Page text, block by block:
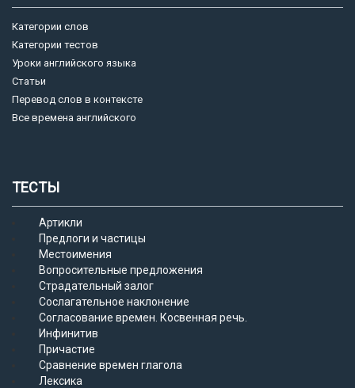
Категории слов
Категории тестов
Уроки английского языка
Статьи
Перевод слов в контексте
Все времена английского
ТЕСТЫ
Артикли
Предлоги и частицы
Местоимения
Вопросительные предложения
Страдательный залог
Сослагательное наклонение
Согласование времен. Косвенная речь.
Инфинитив
Причастие
Сравнение времен глагола
Лексика